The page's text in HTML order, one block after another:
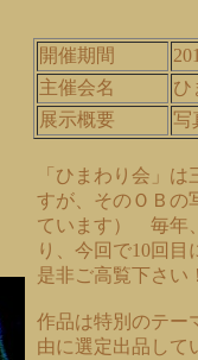
開催期間
主催会名
ひ
展示概要
写
「ひまわり会」
すが、そのＯＢの
ています） 毎年
り、今回で10回目
是非ご高覧下さい
作品は特別のテー
由に選定出品して